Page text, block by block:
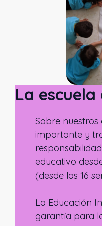
La escuela
Sobre
importante y
educativo
(desde las 16
La Educación
garantía para